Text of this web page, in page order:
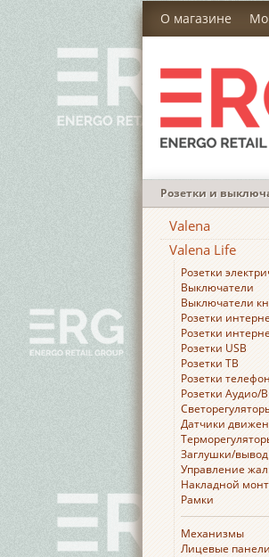
О магазине
Розетки и
Valena
Valena Life
Розетки
Выключатели
Выключатели
Розетки
Розетки
Розетки USB
Розетки ТВ
Розетки
Розетки Аудио/
Датчики
Заглушки/вывод
Управление
Накладной
Рамки
Механизмы
Лицевые панели